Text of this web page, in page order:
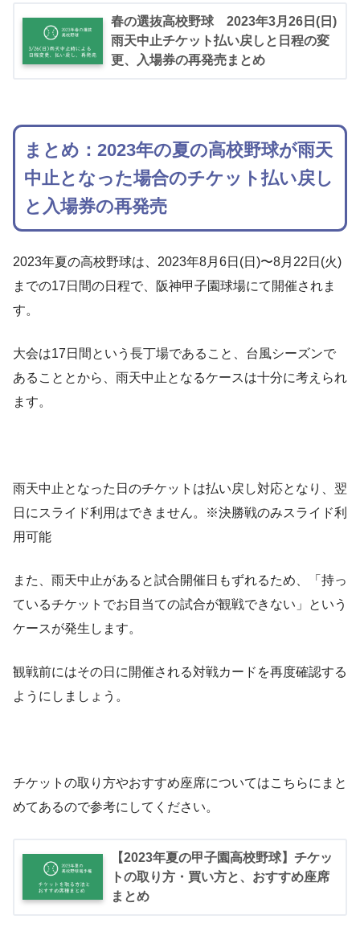
春の選抜高校野球 2023年3月26日(日)
雨天中止チケット払い戻しと日程の変
更、入場券の再発売まとめ
まとめ：2023年の夏の高校野球が雨天
中止となった場合のチケット払い戻し
と入場券の再発売
2023年夏の高校野球は、2023年8月6日(日)〜8月22日(火)
までの17日間の日程で、阪神甲子園球場にて開催されま
す。
大会は17日間という長丁場であること、台風シーズンで
あることとから、雨天中止となるケースは十分に考えられ
ます。
雨天中止となった日のチケットは払い戻し対応となり、翌
日にスライド利用はできません。※決勝戦のみスライド利
用可能
また、雨天中止があると試合開催日もずれるため、「持っ
ているチケットでお目当ての試合が観戦できない」という
ケースが発生します。
観戦前にはその日に開催される対戦カードを再度確認する
ようにしましょう。
チケットの取り方やおすすめ座席についてはこちらにまと
めてあるので参考にしてください。
【2023年夏の甲子園高校野球】チケッ
トの取り方・買い方と、おすすめ座席
まとめ